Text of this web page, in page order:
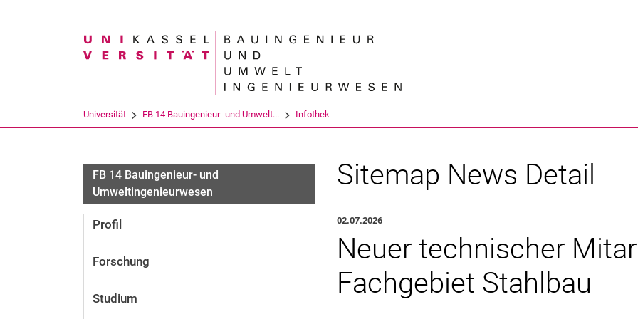
Suchbegriff
Universität FB 14 Bauingenieur- und Umwelt... Infothek
FB 14 Bauingenieur- und
Umweltingenieurwesen
Profil
Forschung
Studium
Sitemap News Detail
02.07.2026
Neuer technischer
Fachgebiet Stahlbau